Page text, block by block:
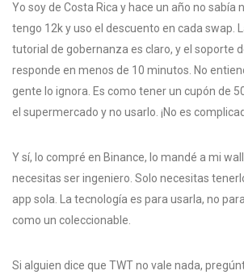
Yo soy de Costa Rica y hace un año no sabía
tengo 12k y uso el descuento en cada swap.
tutorial de gobernanza es claro, y el soporte
responde en menos de 10 minutos. No
gente lo ignora. Es como tener un cupón de
el supermercado y no usarlo. ¡No es
Y sí, lo compré en Binance, lo mandé a mi
necesitas ser ingeniero. Solo necesitas
app sola. La tecnología es para usarla, no
como un coleccionable.
Si alguien dice que TWT no vale nada,